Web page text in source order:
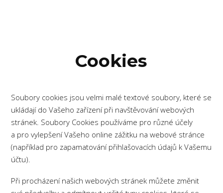
Cookies
Soubory cookies jsou velmi malé textové soubory, které se
ukládají do Vašeho zařízení při navštěvování webových
stránek. Soubory Cookies používáme pro různé účely
a pro vylepšení Vašeho online zážitku na webové stránce
(například pro zapamatování přihlašovacích údajů k Vašemu
účtu).
Při procházení našich webových stránek můžete změnit